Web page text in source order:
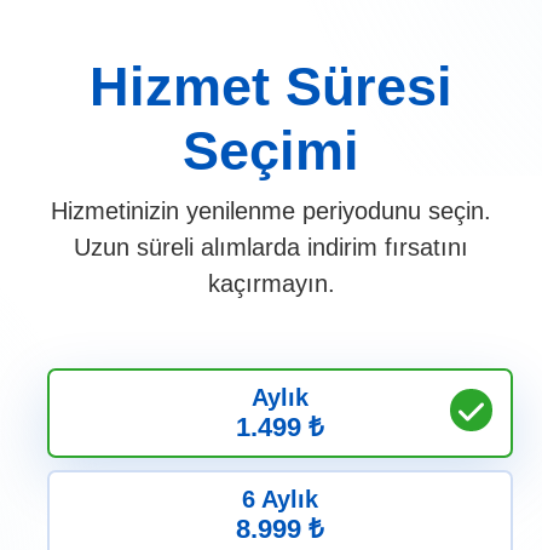
Hizmet Süresi
Seçimi
Hizmetinizin yenilenme periyodunu seçin.
Uzun süreli alımlarda indirim fırsatını
kaçırmayın.
Aylık
1.499 ₺
6 Aylık
8.999 ₺